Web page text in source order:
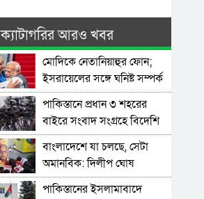
আরও খবর
মোদিকে নেতানিয়াহুর ফোন;
ইসরায়েলের সঙ্গে ঘনিষ্ট সম্পর্ক
গড়তে চায় ভারত
পাকিস্তানে প্রধান ৩ শহরের
বাইরে সংবাদ সংগ্রহে বিদেশি
গণমাধ্যমের ওপর বিধিনিষেধ
বাংলাদেশে যা চলছে, সেটা
অমানবিক: দিলীপ ঘোষ
পাকিস্তানের ইসলামাবাদে